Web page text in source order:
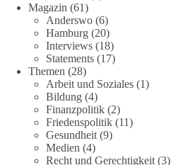
Magazin (61)
Anderswo (6)
Hamburg (20)
Interviews (18)
Statements (17)
Themen (28)
Arbeit und Soziales (1)
Bildung (4)
Finanzpolitik (2)
Friedenspolitik (11)
Gesundheit (9)
Medien (4)
Recht und Gerechtigkeit (3)